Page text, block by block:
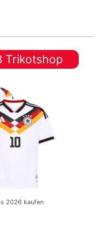
Trikotshop
2026 kaufen